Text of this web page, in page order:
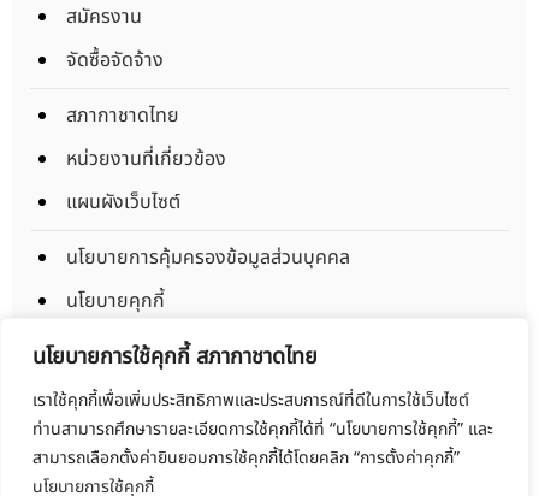
นโยบายการใช้คุกกี้ สภากาชาดไทย
เราใช้คุกกี้เพื่อเพิ่มประสิทธิภาพและประสบการณ์ที่ดีในการใช้เว็บไซต์
ท่านสามารถศึกษารายละเอียดการใช้คุกกี้ได้ที่ “นโยบายการใช้คุกกี้” และ
สามารถเลือกตั้งค่ายินยอมการใช้คุกกี้ได้โดยคลิก “การตั้งค่าคุกกี้”
นโยบายการใช้คุกกี้
สมัครงาน
จัดซื้อจัดจ้าง
สภากาชาดไทย
หน่วยงานที่เกี่ยวข้อง
แผนผังเว็บไซต์
นโยบายการคุ้มครองข้อมูลส่วนบุคคล
นโยบายคุกกี้
ข้อตกลงการใช้งาน
มาตรการรักษาความมั่นคงปลอดภัยข้อมูลส่วนบุคคล
Copyright © 2025 Thaibloodcentre All rights reserved.